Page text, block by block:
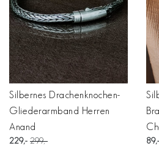
Silbernes Drachenknochen-
Gliederarmband Herren
Anand
229 299 89